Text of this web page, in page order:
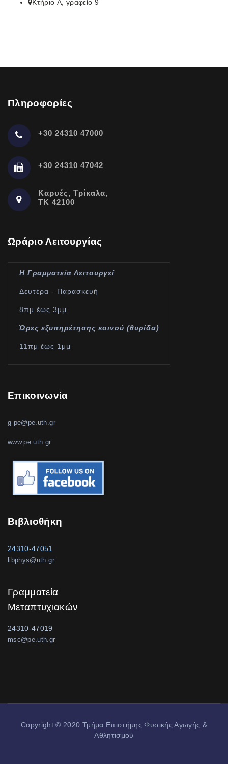
Κτήριο A, γραφείο 9
Πληροφορίες
+30 24310 47000
+30 24310 47042
Καρυές, Τρίκαλα,
ΤΚ 42100
Ωράριο Λειτουργίας
Η Γραμματεία Λειτουργεί
Δευτέρα - Παρασκευή
8πμ έως 3μμ
Ώρες εξυπηρέτησης κοινού (θυρίδα)
11πμ έως 1μμ
Επικοινωνία
g-pe@pe.uth.gr
www.pe.uth.gr
Βιβλιοθήκη
24310-47051
libphys@uth.gr
Γραμματεία
Μεταπτυχιακών
24310-47019
msc@pe.uth.gr
Copyright © 2020 Τμήμα Επιστήμης Φυσικής Αγωγής &
Αθλητισμού